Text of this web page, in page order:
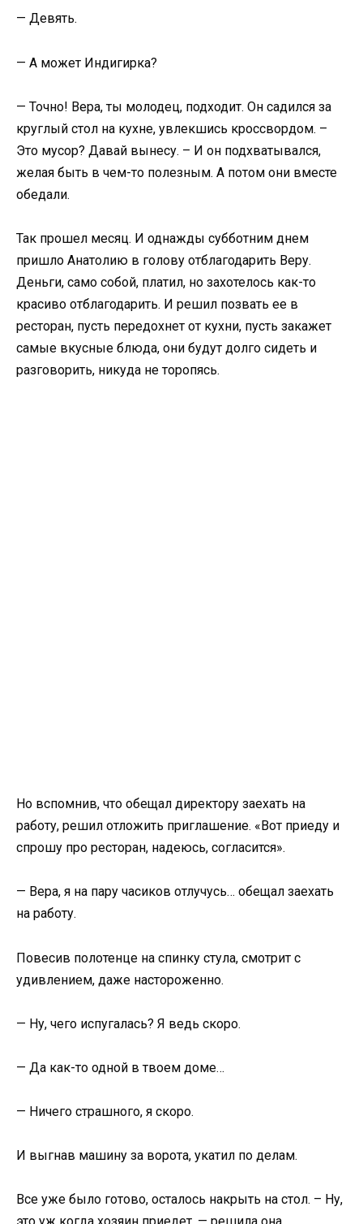
— Девять.
— А может Индигирка?
— Точно! Вера, ты молодец, подходит. Он садился за
круглый стол на кухне, увлекшись кроссвордом. –
Это мусор? Давай вынесу. – И он подхватывался,
желая быть в чем-то полезным. А потом они вместе
обедали.
Так прошел месяц. И однажды субботним днем
пришло Анатолию в голову отблагодарить Веру.
Деньги, само собой, платил, но захотелось как-то
красиво отблагодарить. И решил позвать ее в
ресторан, пусть передохнет от кухни, пусть закажет
самые вкусные блюда, они будут долго сидеть и
разговорить, никуда не торопясь.
Но вспомнив, что обещал директору заехать на
работу, решил отложить приглашение. «Вот приеду и
спрошу про ресторан, надеюсь, согласится».
— Вера, я на пару часиков отлучусь… обещал заехать
на работу.
Повесив полотенце на спинку стула, смотрит с
удивлением, даже настороженно.
— Ну, чего испугалась? Я ведь скоро.
— Да как-то одной в твоем доме…
— Ничего страшного, я скоро.
И выгнав машину за ворота, укатил по делам.
Все уже было готово, осталось накрыть на стол. – Ну,